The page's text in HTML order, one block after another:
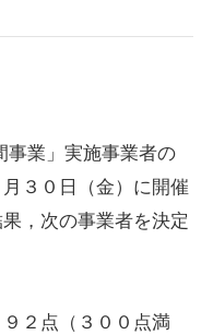
事業」実施事業者の
３０日（金）に開催
，次の事業者を決定
２点（３００点満